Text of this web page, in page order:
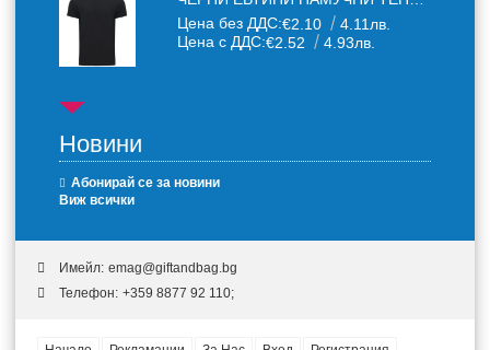
Цена без ДДС:€2.10
4.11лв.
Цена с ДДС:€2.52 4.93лв.
Новини
Абонирай се за новини
Виж всички
Имейл: emag@giftandbag.bg
Телефон: +359 8877 92 110;